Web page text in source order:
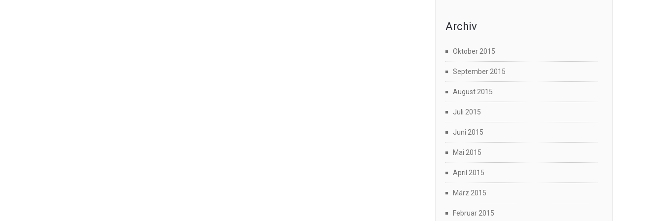
Archiv
Oktober 2015
September 2015
August 2015
Juli 2015
Juni 2015
Mai 2015
April 2015
März 2015
Februar 2015